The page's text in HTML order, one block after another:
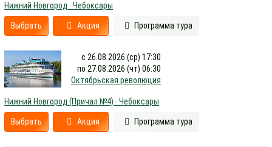
Нижний Новгород · Чебоксары
Выбрать Акция Программа тура
с 26.08.2026 (ср) 17:30
по 27.08.2026 (чт) 06:30
Октябрьская революция
Нижний Новгород (Причал №4) · Чебоксары
Выбрать Акция Программа тура